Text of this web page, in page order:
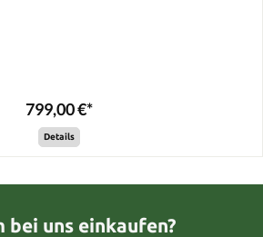
799,00 €*
Details
bei uns einkaufen?